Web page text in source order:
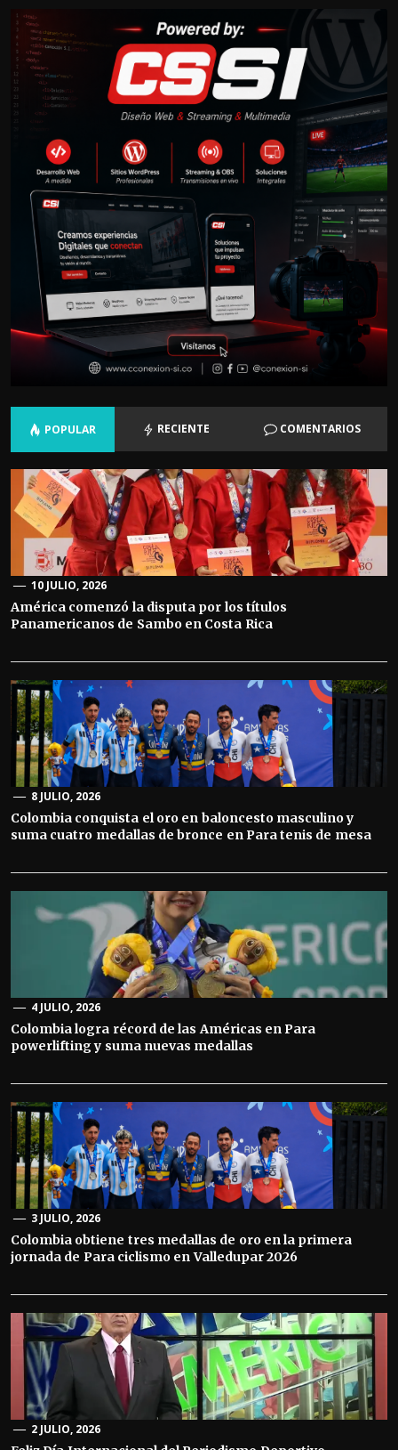
POPULAR RECIENTE COMENTARIOS
10 JULIO, 2026
América comenzó la disputa por los títulos
Panamericanos de Sambo en Costa Rica
8 JULIO, 2026
Colombia conquista el oro en baloncesto masculino y
suma cuatro medallas de bronce en Para tenis de mesa
4 JULIO, 2026
Colombia logra récord de las Américas en Para
powerlifting y suma nuevas medallas
3 JULIO, 2026
Colombia obtiene tres medallas de oro en la primera
jornada de Para ciclismo en Valledupar 2026
2 JULIO, 2026